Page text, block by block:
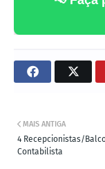
MAIS ANTIGA
4 Recepcionistas/
Contabilista